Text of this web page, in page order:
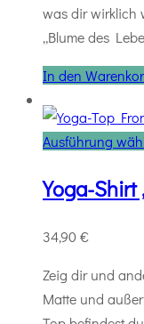
was dir wirklich
„Blume des
In den
Ausführung
Yoga-Shirt
34,90€
Zeig dir und
Matte und